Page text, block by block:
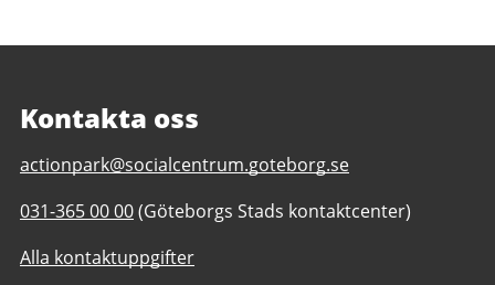
Kontakta oss
E-
till
Actionparken
(bemannad
actionpark@socialcentrum.goteborg.se
Telefonnummer
Actionparken
031-365 00 00(Göteborgs Stads kontaktcenter)
Alla kontaktuppgifter